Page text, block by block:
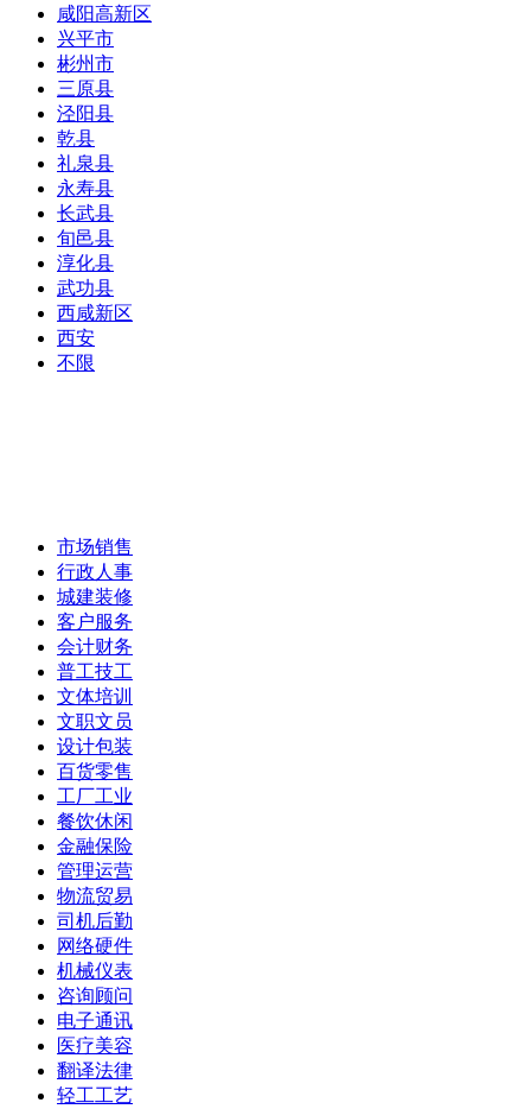
咸阳高新区
兴平市
彬州市
三原县
泾阳县
乾县
礼泉县
永寿县
长武县
旬邑县
淳化县
武功县
西咸新区
西安
不限
市场销售
行政人事
城建装修
客户服务
会计财务
普工技工
文体培训
文职文员
设计包装
百货零售
工厂工业
餐饮休闲
金融保险
管理运营
物流贸易
司机后勤
网络硬件
机械仪表
咨询顾问
电子通讯
医疗美容
翻译法律
轻工工艺